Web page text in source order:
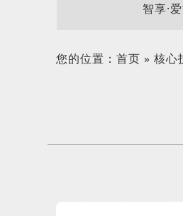
智享·
您的位置：首页 »核心